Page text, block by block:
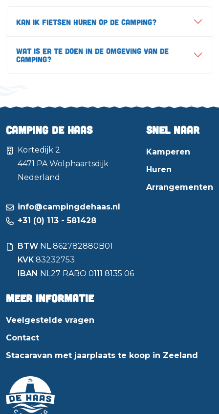
Kan ik fietsen huren op de camping?
Wat is er te doen in de omgeving van de
camping?
Camping de Haas
Kortedijk 2
4471 PA Wolphaartsdijk
Nederland
info@campingdehaas.nl
+31 (0) 113 - 581428
BTW NL 862782880B01
KVK 83232753
IBAN NL27 RABO 0111 8135 06
Snel naar
Kamperen
Huren
Arrangementen
Meer informatie
Veelgestelde vragen
Contact
Stacaravan met jaarplaats te koop in Zeeland